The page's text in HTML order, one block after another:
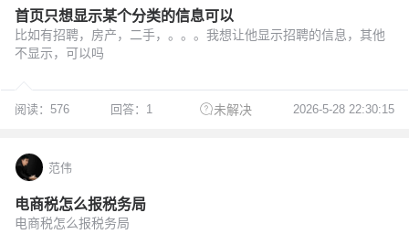
首页只想显示某个分类的信息可以
比如有招聘，房产，二手，。。。我想让他显示招聘的信息，其他
不显示，可以吗
阅读：576 回答：1 未解决 2026-5-28 22:30:15
范伟
电商税怎么报税务局
电商税怎么报税务局